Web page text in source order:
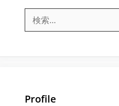
索:
Profile